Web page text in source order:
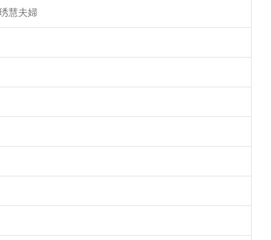
慧夫婦